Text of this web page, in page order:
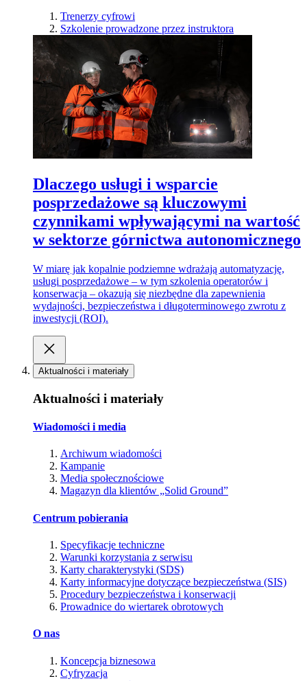
Trenerzy cyfrowi
Szkolenie prowadzone przez instruktora
Dlaczego usługi i wsparcie
posprzedażowe są kluczowymi
czynnikami wpływającymi na wartość
w sektorze górnictwa autonomicznego
W miarę jak kopalnie podziemne wdrażają automatyzację,
usługi posprzedażowe – w tym szkolenia operatorów i
konserwacja – okazują się niezbędne dla zapewnienia
wydajności, bezpieczeństwa i długoterminowego zwrotu z
inwestycji (ROI).
Aktualności i materiały
Aktualności i materiały
Wiadomości i media
Archiwum wiadomości
Kampanie
Media społecznościowe
Magazyn dla klientów „Solid Ground”
Centrum pobierania
Specyfikacje techniczne
Warunki korzystania z serwisu
Karty charakterystyki (SDS)
Karty informacyjne dotyczące bezpieczeństwa (SIS)
Procedury bezpieczeństwa i konserwacji
Prowadnice do wiertarek obrotowych
O nas
Koncepcja biznesowa
Cyfryzacja